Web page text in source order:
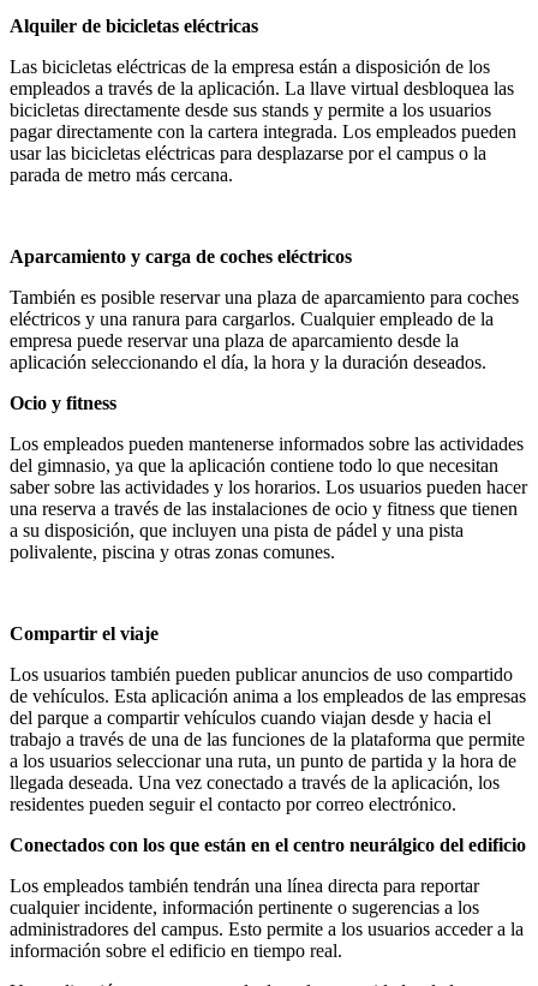
Alquiler de bicicletas eléctricas
Las bicicletas eléctricas de la empresa están a disposición de los
empleados a través de la aplicación. La llave virtual desbloquea las
bicicletas directamente desde sus stands y permite a los usuarios
pagar directamente con la cartera integrada. Los empleados pueden
usar las bicicletas eléctricas para desplazarse por el campus o la
parada de metro más cercana.
Aparcamiento y carga de coches eléctricos
También es posible reservar una plaza de aparcamiento para coches
eléctricos y una ranura para cargarlos. Cualquier empleado de la
empresa puede reservar una plaza de aparcamiento desde la
aplicación seleccionando el día, la hora y la duración deseados.
Ocio y fitness
Los empleados pueden mantenerse informados sobre las actividades
del gimnasio, ya que la aplicación contiene todo lo que necesitan
saber sobre las actividades y los horarios. Los usuarios pueden hacer
una reserva a través de las instalaciones de ocio y fitness que tienen
a su disposición, que incluyen una pista de pádel y una pista
polivalente, piscina y otras zonas comunes.
Compartir el viaje
Los usuarios también pueden publicar anuncios de uso compartido
de vehículos. Esta aplicación anima a los empleados de las empresas
del parque a compartir vehículos cuando viajan desde y hacia el
trabajo a través de una de las funciones de la plataforma que permite
a los usuarios seleccionar una ruta, un punto de partida y la hora de
llegada deseada. Una vez conectado a través de la aplicación, los
residentes pueden seguir el contacto por correo electrónico.
Conectados con los que están en el centro neurálgico del edificio
Los empleados también tendrán una línea directa para reportar
cualquier incidente, información pertinente o sugerencias a los
administradores del campus. Esto permite a los usuarios acceder a la
información sobre el edificio en tiempo real.